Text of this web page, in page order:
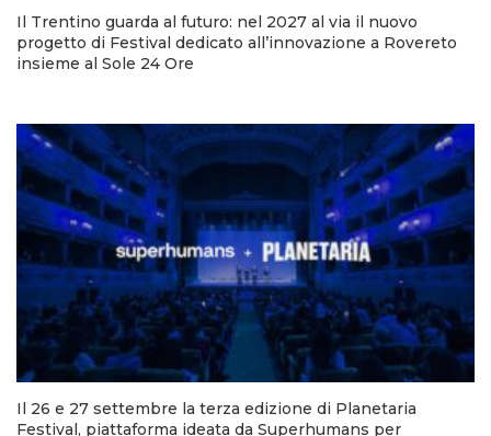
Il Trentino guarda al futuro: nel 2027 al via il nuovo
progetto di Festival dedicato all’innovazione a Rovereto
insieme al Sole 24 Ore
Il 26 e 27 settembre la terza edizione di Planetaria
Festival, piattaforma ideata da Superhumans per